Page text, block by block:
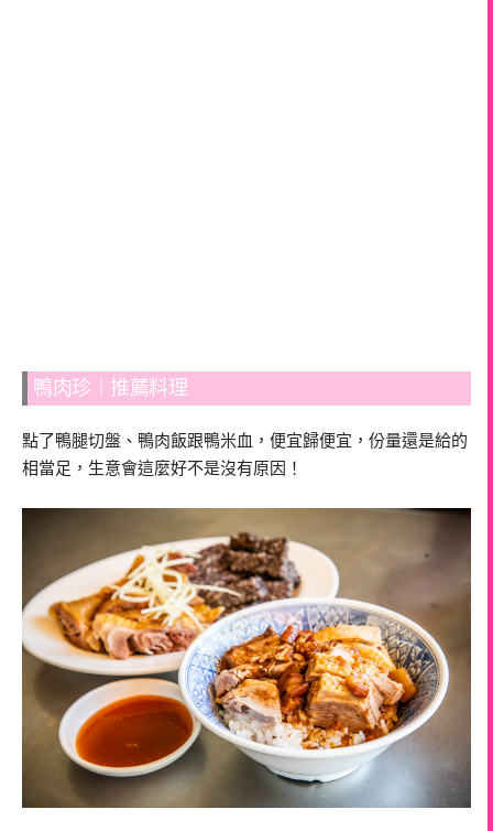
鴨肉珍｜推薦料理
點了鴨腿切盤、鴨肉飯跟鴨米血，便宜歸便宜，份量還是給的
相當足，生意會這麼好不是沒有原因！